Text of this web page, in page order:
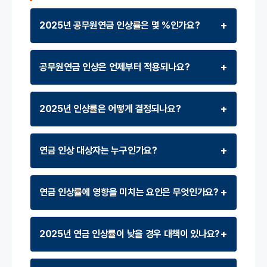
2025년 공무원연금 인상률은 몇 %인가요? +
공무원연금 인상은 언제부터 적용되나요? +
2025년 인상률은 어떻게 결정되나요? +
연금 인상 대상자는 누구인가요? +
연금 인상률에 영향을 미치는 요인은 무엇인가요? +
2025년 연금 인상률이 낮을 경우 대책이 있나요?+